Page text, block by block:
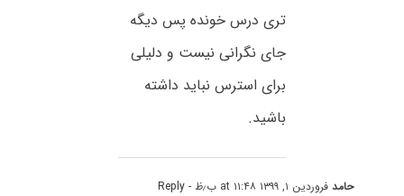
تری درس خونده پس دیگه
جای نگرانی نیست و دلیلی
برای استرس نباید داشته
باشید.
حامدفروردین ۱, ۱۳۹۹ at ۱۱:۴۸ ب٫ظ - Reply